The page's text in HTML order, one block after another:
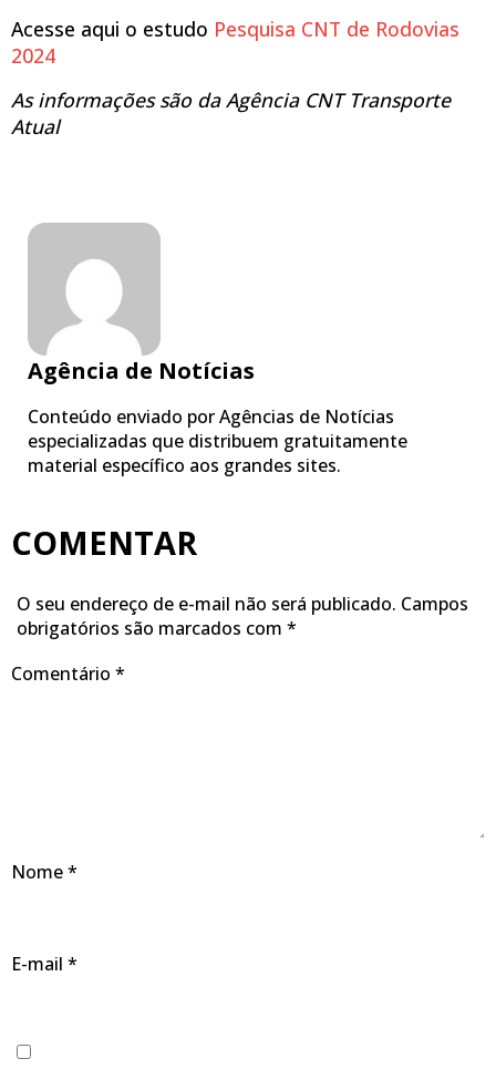
Acesse aqui o estudo Pesquisa CNT de Rodovias
2024
As informações são da Agência CNT Transporte
Atual
Agência de Notícias
Conteúdo enviado por Agências de Notícias
especializadas que distribuem gratuitamente
material específico aos grandes sites.
COMENTAR
O seu endereço de e-mail não será publicado. Campos
obrigatórios são marcados com *
Comentário *
Nome*
E-mail *